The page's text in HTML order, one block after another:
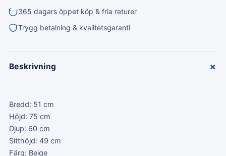
365 dagars öppet köp & fria returer
Trygg betalning & kvalitetsgaranti
Beskrivning +
Bredd: 51 cm
Höjd: 75 cm
Djup: 60 cm
Sitthöjd: 49 cm
Färg: Beige